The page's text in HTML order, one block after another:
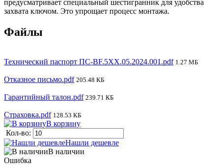
предусматривает специальный шестигранник для удобства
захвата ключом. Это упрощает процесс монтажа.
Файлы
Технический паспорт ПС-BF.5XX.05.2024.001.pdf 1.27 МБ
Отказное письмо.pdf 205.48 КБ
Гарантийный талон.pdf 239.71 КБ
Страховка.pdf 128.53 КБ
В корзину
Кол-во:
Нашли дешевле
В наличии
Ошибка